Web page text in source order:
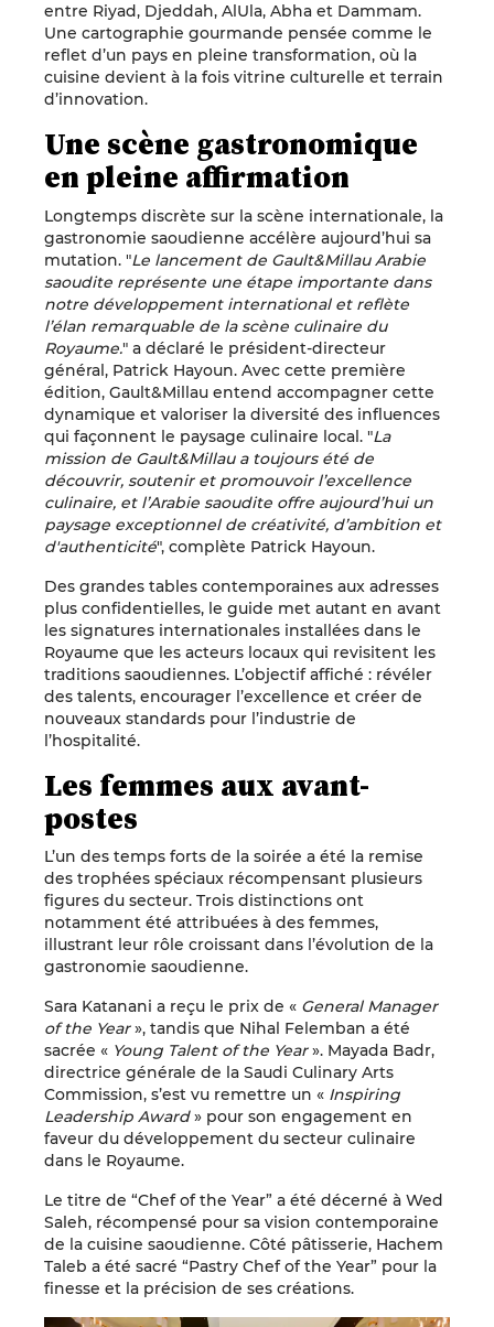
entre Riyad, Djeddah, AlUla, Abha et Dammam.
Une cartographie gourmande pensée comme le
reflet d’un pays en pleine transformation, où la
cuisine devient à la fois vitrine culturelle et terrain
d’innovation.
Une scène gastronomique
en pleine affirmation
Longtemps discrète sur la scène internationale, la
gastronomie saoudienne accélère aujourd’hui sa
mutation. "Le lancement de Gault&Millau Arabie
saoudite représente une étape importante dans
notre développement international et reflète
l’élan remarquable de la scène culinaire du
Royaume." a déclaré le président-directeur
général, Patrick Hayoun. Avec cette première
édition, Gault&Millau entend accompagner cette
dynamique et valoriser la diversité des influences
qui façonnent le paysage culinaire local. "La
mission de Gault&Millau a toujours été de
découvrir, soutenir et promouvoir l’excellence
culinaire, et l’Arabie saoudite offre aujourd’hui un
paysage exceptionnel de créativité, d’ambition et
d'authenticité", complète Patrick Hayoun.
Des grandes tables contemporaines aux adresses
plus confidentielles, le guide met autant en avant
les signatures internationales installées dans le
Royaume que les acteurs locaux qui revisitent les
traditions saoudiennes. L’objectif affiché : révéler
des talents, encourager l’excellence et créer de
nouveaux standards pour l’industrie de
l’hospitalité.
Les femmes aux avant-
postes
L’un des temps forts de la soirée a été la remise
des trophées spéciaux récompensant plusieurs
figures du secteur. Trois distinctions ont
notamment été attribuées à des femmes,
illustrant leur rôle croissant dans l’évolution de la
gastronomie saoudienne.
Sara Katanani a reçu le prix de « General Manager
of the Year», tandis que Nihal Felemban a été
sacrée « Young Talent of the Year». Mayada Badr,
directrice générale de la Saudi Culinary Arts
Commission, s’est vu remettre un « Inspiring
Leadership Award» pour son engagement en
faveur du développement du secteur culinaire
dans le Royaume.
Le titre de “Chef of the Year” a été décerné à Wed
Saleh, récompensé pour sa vision contemporaine
de la cuisine saoudienne. Côté pâtisserie, Hachem
Taleb a été sacré “Pastry Chef of the Year” pour la
finesse et la précision de ses créations.